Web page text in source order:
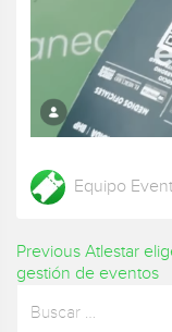
Equipo
de
Previous Previous
post:
Atlestar
gestión de eventos
Sidebar
por: